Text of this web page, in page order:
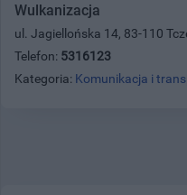
Wulkanizacja
ul. Jagiellońska 14, 83-110
Telefon: 5316123
Kategoria: Komunikacja i